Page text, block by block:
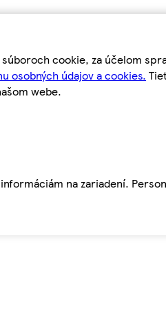
cookie, za účelom
osobných údajov a cookies.
webe.
na zariadení.